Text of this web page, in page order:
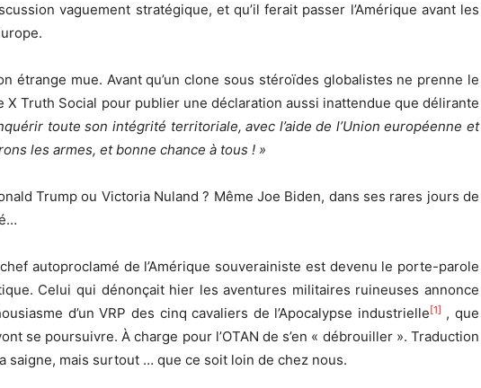
vaguement stratégique, et qu’il ferait passer l’Amérique avant les
étrange mue. Avant qu’un clone sous stéroïdes globalistes ne prenne le
X Truth Social pour publier une déclaration aussi inattendue que délirante
toute son intégrité territoriale, avec l’aide de l’Union européenne et
les armes, et bonne chance à tous ! »
Trump ou Victoria Nuland ? Même Joe Biden, dans ses rares jours de
autoproclamé de l’Amérique souverainiste est devenu le porte-parole
Celui qui dénonçait hier les aventures militaires ruineuses annonce
d’un VRP des cinq cavaliers de l’Apocalypse industrielle[1] , que
se poursuivre. À charge pour l’OTAN de s’en « débrouiller ». Traduction
saigne, mais surtout … que ce soit loin de chez nous.